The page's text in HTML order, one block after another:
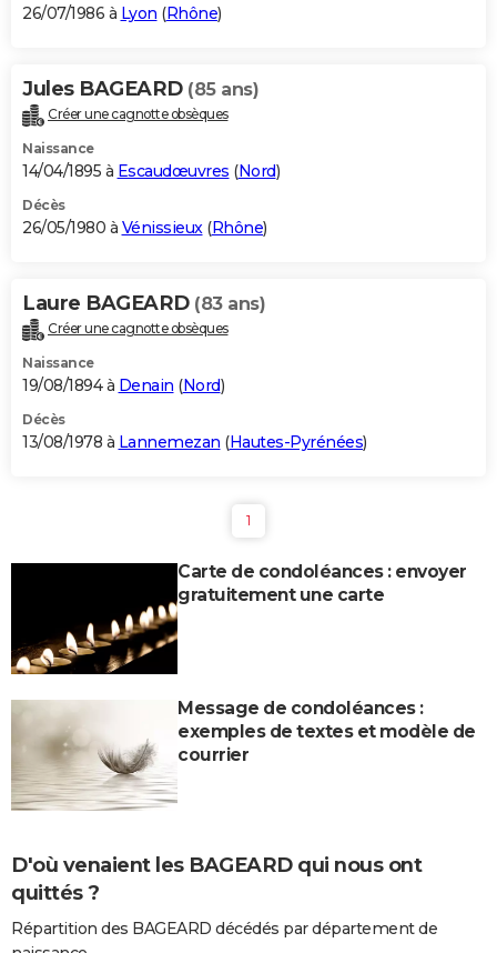
26/07/1986 à Lyon (Rhône)
Jules BAGEARD (85 ans)
Créer une cagnotte obsèques
Naissance
14/04/1895 à Escaudœuvres (Nord)
Décès
26/05/1980 à Vénissieux(Rhône)
Laure BAGEARD (83 ans)
Créer une cagnotte obsèques
Naissance
19/08/1894 à Denain (Nord)
Décès
13/08/1978 à Lannemezan (Hautes-Pyrénées)
1
Carte de condoléances : envoyer
gratuitement une carte
Message de condoléances :
exemples de textes et modèle de
courrier
D'où venaient les BAGEARD qui nous ont
quittés ?
Répartition des BAGEARD décédés par département de